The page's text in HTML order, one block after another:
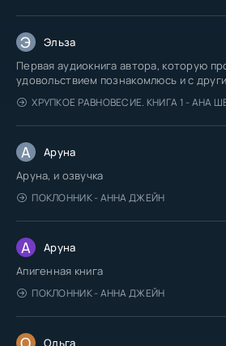
Э Эльза
Первая аудиокнига автора, которую
удовольствием познакомлюсь и с
ХРУПКОЕ РАВНОВЕСИЕ. КНИГА 1 - АНА
А Аруна
Аруна, и озвучка
ПОКЛОННИК - АННА ДЖЕЙН
А Аруна
Апигенная книга
ПОКЛОННИК - АННА ДЖЕЙН
Ольга